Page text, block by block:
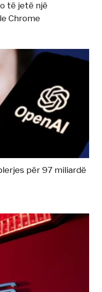
të jetë një
Chrome
për 97 miliardë